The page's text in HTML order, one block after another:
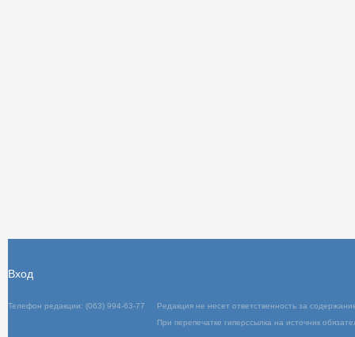
Телефон редакции: (063) 994-63-77
При